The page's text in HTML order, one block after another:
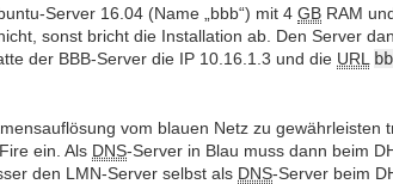
Server 16.04 (Name „bbb“) mit 4 GB RAM
sonst bricht die Installation ab. Den Server
der BBB-Server die IP 10.16.1.3 und die URL
vom blauen Netz zu gewährleisten
ein. Als DNS-Server in Blau muss dann beim
den LMN-Server selbst als DNS-Server beim